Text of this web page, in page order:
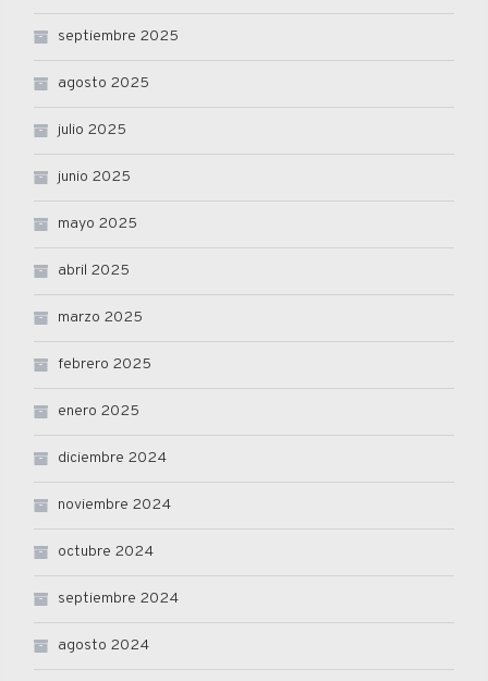
septiembre 2025
agosto 2025
julio 2025
junio 2025
mayo 2025
abril 2025
marzo 2025
febrero 2025
enero 2025
diciembre 2024
noviembre 2024
octubre 2024
septiembre 2024
agosto 2024